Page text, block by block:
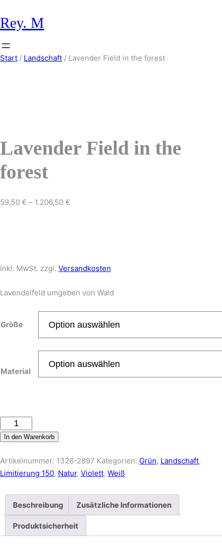
Inhalt
springen
Rey. M
Start / Landschaft / Lavender Field in the forest
Lavender Field in the
forest
59,50 € – 1.206,50 €
inkl. MwSt. zzgl. Versandkosten
Lavendelfeld umgeben von Wald
Größe
Material
Lavender
Field
the
forest
In den Warenkorb
Artikelnummer: 1326-2897 Kategorien: Grün, Landschaft,
Limitierung 150, Natur, Violett, Weiß
Beschreibung Zusätzliche Informationen
Produktsicherheit